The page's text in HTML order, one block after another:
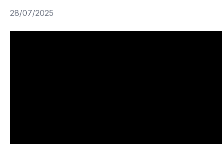
28/07/2025